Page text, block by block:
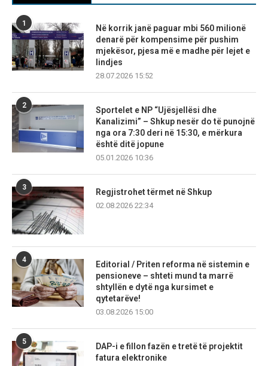
1
Në korrik janë paguar mbi 560 milionë
denarë për kompensime për pushim
mjekësor, pjesa më e madhe për lejet e
lindjes
28.07.2026 15:52
2
Sportelet e NP “Ujësjellësi dhe
Kanalizimi” – Shkup nesër do të punojnë
nga ora 7:30 deri në 15:30, e mërkura
është ditë jopune
05.01.2026 10:36
3
Regjistrohet tërmet në Shkup
02.08.2026 22:34
4
Editorial / Priten reforma në sistemin e
pensioneve – shteti mund ta marrë
shtyllën e dytë nga kursimet e
qytetarëve!
03.08.2026 15:00
5
DAP-i e fillon fazën e tretë të projektit
fatura elektronike